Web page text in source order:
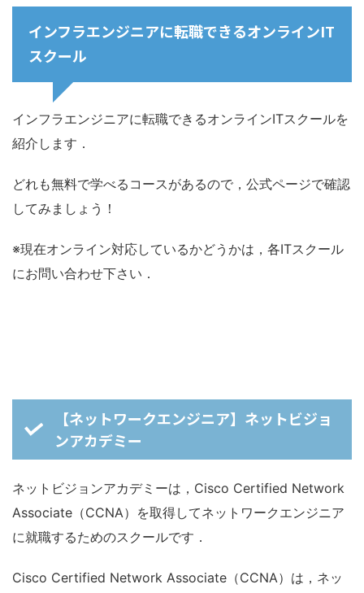
インフラエンジニアに転職できるオンラインIT
スクール
インフラエンジニアに転職できるオンラインITスクールを
紹介します．
どれも無料で学べるコースがあるので，公式ページで確認
してみましょう！
※現在オンライン対応しているかどうかは，各ITスクール
にお問い合わせ下さい．
【ネットワークエンジニア】ネットビジョ
ンアカデミー
ネットビジョンアカデミーは，Cisco Certified Network
Associate（CCNA）を取得してネットワークエンジニア
に就職するためのスクールです．
Cisco Certified Network Associate（CCNA）は，ネッ